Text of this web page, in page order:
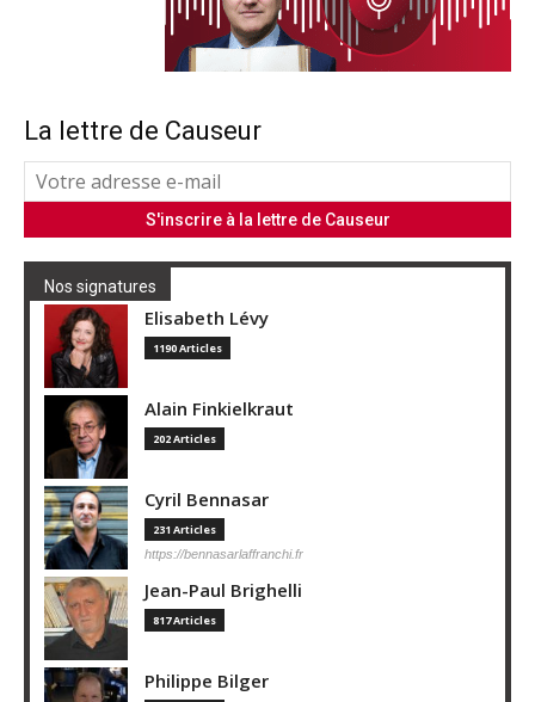
La lettre de Causeur
Nos signatures
Elisabeth Lévy
1190 Articles
Alain Finkielkraut
202 Articles
Cyril Bennasar
231 Articles
https://bennasarlaffranchi.fr
Jean-Paul Brighelli
817 Articles
Philippe Bilger